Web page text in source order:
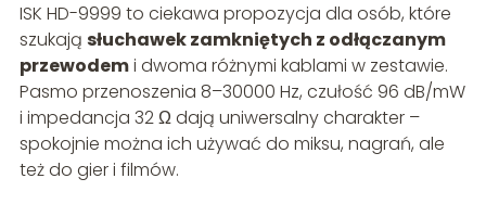
ISK HD-9999 to ciekawa propozycja dla osób, które
szukają słuchawek zamkniętych z odłączanym
przewodemi dwoma różnymi kablami w zestawie.
Pasmo przenoszenia 8–30000 Hz, czułość 96 dB/mW
i impedancja 32 Ω dają uniwersalny charakter –
spokojnie można ich używać do miksu, nagrań, ale
też do gier i filmów.